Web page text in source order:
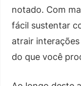
notado. Com
fácil sustentar
atrair
do que você